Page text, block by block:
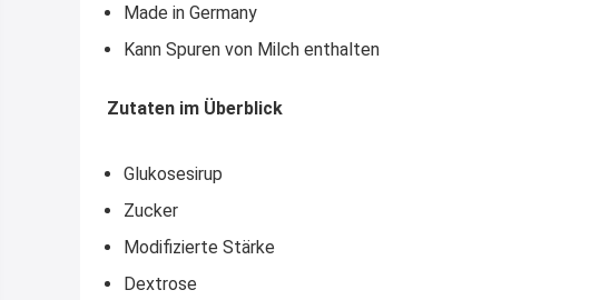
Made in Germany
Kann Spuren von Milch enthalten
Zutaten im Überblick
Glukosesirup
Zucker
Modifizierte Stärke
Dextrose